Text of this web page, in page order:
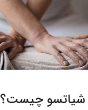
شیاتسو چیست؟